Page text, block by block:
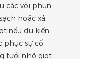
các vòi phun
hoặc xả
nếu dự kiến
phục sự cố:
tưới nhỏ giọt